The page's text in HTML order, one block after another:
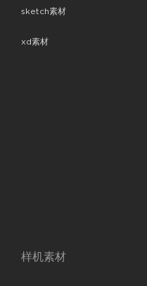
sketch素材
xd素材
样机素材